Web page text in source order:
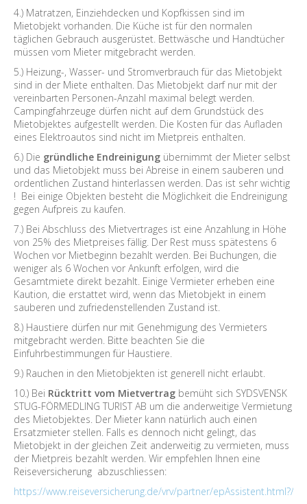
4.) Matratzen, Einziehdecken und Kopfkissen sind im
Mietobjekt vorhanden. Die Küche ist für den normalen
täglichen Gebrauch ausgerüstet. Bettwäsche und Handtücher
müssen vom Mieter mitgebracht werden.
5.) Heizung-, Wasser- und Stromverbrauch für das Mietobjekt
sind in der Miete enthalten. Das Mietobjekt darf nur mit der
vereinbarten Personen-Anzahl maximal belegt werden.
Campingfahrzeuge dürfen nicht auf dem Grundstück des
Mietobjektes aufgestellt werden. Die Kosten für das Aufladen
eines Elektroautos sind nicht im Mietpreis enthalten.
6.) Die gründliche Endreinigung übernimmt der Mieter selbst
und das Mietobjekt muss bei Abreise in einem sauberen und
ordentlichen Zustand hinterlassen werden. Das ist sehr wichtig
! Bei einige Objekten besteht die Möglichkeit die Endreinigung
gegen Aufpreis zu kaufen.
7.) Bei Abschluss des Mietvertrages ist eine Anzahlung in Höhe
von 25% des Mietpreises fällig. Der Rest muss spätestens 6
Wochen vor Mietbeginn bezahlt werden. Bei Buchungen, die
weniger als 6 Wochen vor Ankunft erfolgen, wird die
Gesamtmiete direkt bezahlt. Einige Vermieter erheben eine
Kaution, die erstattet wird, wenn das Mietobjekt in einem
sauberen und zufriedenstellenden Zustand ist.
8.) Haustiere dürfen nur mit Genehmigung des Vermieters
mitgebracht werden. Bitte beachten Sie die
Einfuhrbestimmungen für Haustiere.
9.) Rauchen in den Mietobjekten ist generell nicht erlaubt.
10.) Bei Rücktritt vom Mietvertrag bemüht sich SYDSVENSK
STUG-FÖRMEDLING TURIST AB um die anderweitige Vermietung
des Mietobjektes. Der Mieter kann natürlich auch einen
Ersatzmieter stellen. Falls es dennoch nicht gelingt, das
Mietobjekt in der gleichen Zeit anderweitig zu vermieten, muss
der Mietpreis bezahlt werden. Wir empfehlen Ihnen eine
Reiseversicherung abzuschliessen:
https://www.reiseversicherung.de/vrv/partner/epAssistent.html?/